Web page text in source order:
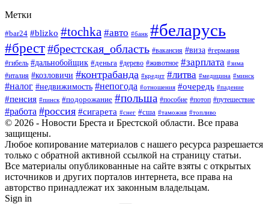
Метки
#bar24 #blizko #tochka #авто #банк #беларусь
#брест#брестская_область #вакансия #виза #германия
#гибель #дальнобойщик #деньга #дерево #животное #зарплата #зима
#италия #козловичи #контрабанда #кредит #литва #медицина #минск
#налог #недвижимость #непогода #отношения #очередь #падение
#пенсия #пинск #подорожание #польша #пособие #потоп #путешествие
#работа #россия #сигарета #снег #сша #таможня #топливо
© 2026 - Новости Бреста и Брестской области. Все права
защищены.
Любое копирование материалов с нашего ресурса разрешается
только с обратной активной ссылкой на страницу статьи.
Все материалы опубликованные на сайте взяты с открытых
источников и других порталов интернета, все права на
авторство принадлежат их законным владельцам.
Sign in